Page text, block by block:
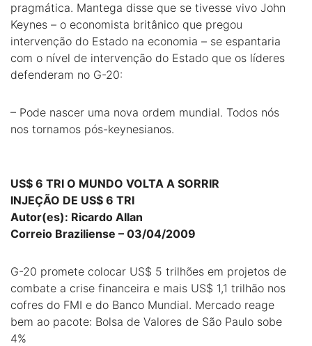
pragmática. Mantega disse que se tivesse vivo John
Keynes – o economista britânico que pregou
intervenção do Estado na economia – se espantaria
com o nível de intervenção do Estado que os líderes
defenderam no G-20:
– Pode nascer uma nova ordem mundial. Todos nós
nos tornamos pós-keynesianos.
US$ 6 TRI O MUNDO VOLTA A SORRIR
INJEÇÃO DE US$ 6 TRI
Autor(es): Ricardo Allan
Correio Braziliense – 03/04/2009
G-20 promete colocar US$ 5 trilhões em projetos de
combate a crise financeira e mais US$ 1,1 trilhão nos
cofres do FMI e do Banco Mundial. Mercado reage
bem ao pacote: Bolsa de Valores de São Paulo sobe
4%